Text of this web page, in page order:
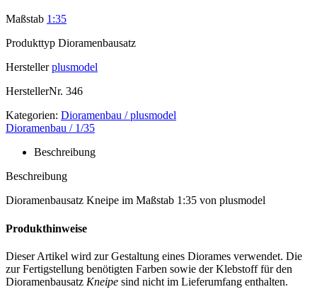
Maßstab 1:35
Produkttyp Dioramenbausatz
Hersteller plusmodel
HerstellerNr. 346
Kategorien: Dioramenbau / plusmodel
Dioramenbau / 1/35
Beschreibung
Beschreibung
Dioramenbausatz Kneipe im Maßstab 1:35 von plusmodel
Produkthinweise
Dieser Artikel wird zur Gestaltung eines Diorames verwendet. Die
zur Fertigstellung benötigten Farben sowie der Klebstoff für den
Dioramenbausatz Kneipe sind nicht im Lieferumfang enthalten.